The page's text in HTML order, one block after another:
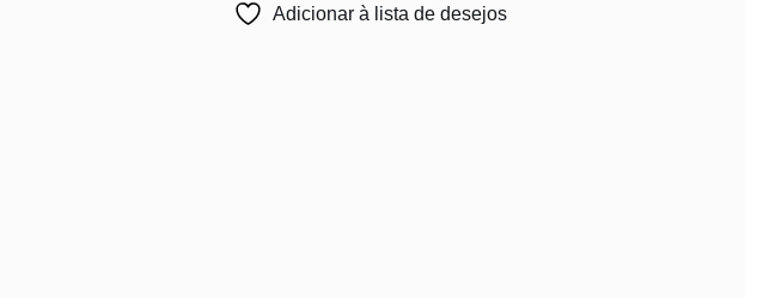
Adicionar à lista de desejos